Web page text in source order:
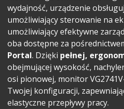
wydajność, urządzenie
umożliwiający sterowanie na
umożliwiający efektywne
oba dostępne za
Portal. Dzięki pełnej,
obejmującej wysokość,
osi pionowej, monitor
Twojej konfiguracji,
elastyczne przepływy pracy.